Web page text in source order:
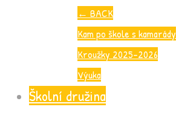
← BACK
Kam po škole s kamarády
Kroužky 2025-2026
Výuka
Školní družina